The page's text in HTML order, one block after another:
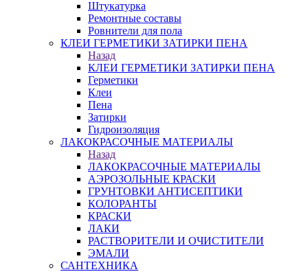
Штукатурка
Ремонтные составы
Ровнители для пола
КЛЕИ ГЕРМЕТИКИ ЗАТИРКИ ПЕНА
Назад
КЛЕИ ГЕРМЕТИКИ ЗАТИРКИ ПЕНА
Герметики
Клеи
Пена
Затирки
Гидроизоляция
ЛАКОКРАСОЧНЫЕ МАТЕРИАЛЫ
Назад
ЛАКОКРАСОЧНЫЕ МАТЕРИАЛЫ
АЭРОЗОЛЬНЫЕ КРАСКИ
ГРУНТОВКИ АНТИСЕПТИКИ
КОЛОРАНТЫ
КРАСКИ
ЛАКИ
РАСТВОРИТЕЛИ И ОЧИСТИТЕЛИ
ЭМАЛИ
САНТЕХНИКА